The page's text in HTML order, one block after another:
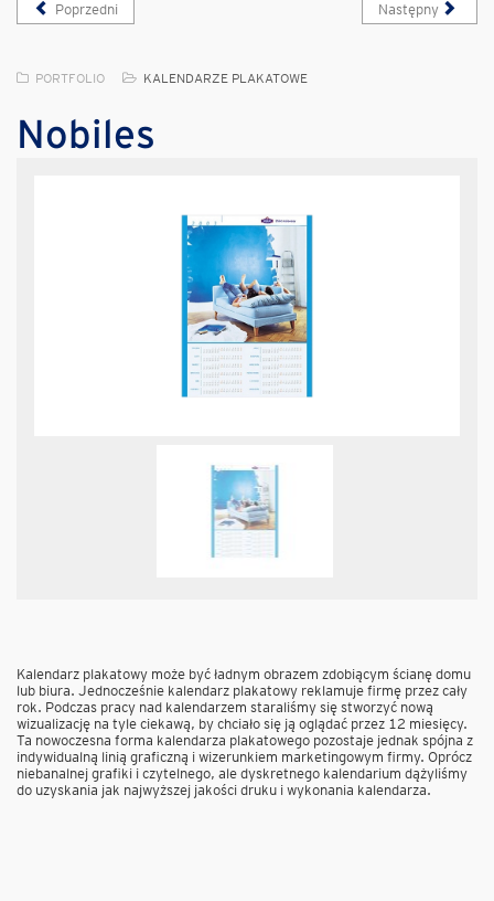
Poprzedni Następny
PORTFOLIO KALENDARZE PLAKATOWE
Nobiles
Kalendarz plakatowy może być ładnym obrazem zdobiącym ścianę domu
lub biura. Jednocześnie kalendarz plakatowy reklamuje firmę przez cały
rok. Podczas pracy nad kalendarzem staraliśmy się stworzyć nową
wizualizację na tyle ciekawą, by chciało się ją oglądać przez 12 miesięcy.
Ta nowoczesna forma kalendarza plakatowego pozostaje jednak spójna z
indywidualną linią graficzną i wizerunkiem marketingowym firmy. Oprócz
niebanalnej grafiki i czytelnego, ale dyskretnego kalendarium dążyliśmy
do uzyskania jak najwyższej jakości druku i wykonania kalendarza.